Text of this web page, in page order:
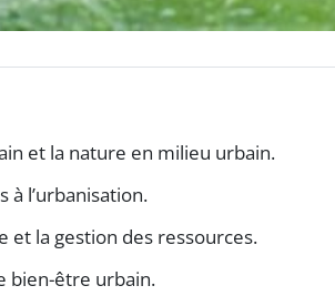
et la nature en milieu urbain.
l’urbanisation.
la gestion des ressources.
bien-être urbain.